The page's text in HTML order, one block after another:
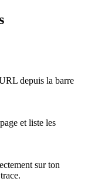
depuis la barre
et liste les
sur ton